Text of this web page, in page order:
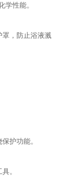
学性能。
，防止浴液溅
护功能。
。